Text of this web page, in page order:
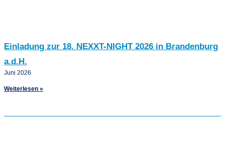
Einladung zur 18. NEXXT-NIGHT 2026 in Brandenburg
a.d.H.
Juni 2026
Weiterlesen »